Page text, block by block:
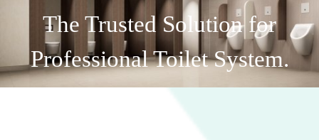
The Trusted Solution for
Professional Toilet System.